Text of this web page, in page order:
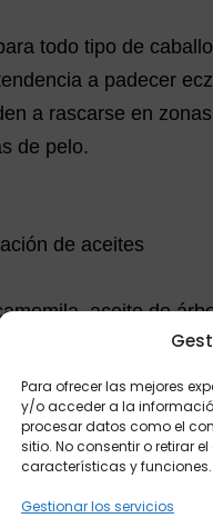
Para ofrecer las mejores
y/o acceder a la
procesar datos como el
sitio. No consentir o retirar
características y funciones.
Gestionar los servicios
todo tipo de
a padecer
a rascarse en
de pelo.
de aceites
aceite de
aplicarse
la irritación y
proceso de